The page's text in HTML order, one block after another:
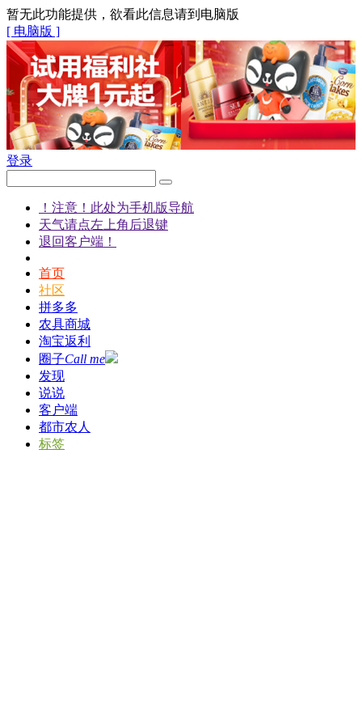
暂无此功能提供，欲看此信息请到电脑版
[ 电脑版 ]
登录
！注意！此处为手机版导航
天气请点左上角后退键
退回客户端！
首页
社区
拼多多
农具商城
淘宝返利
圈子Call me
发现
说说
客户端
都市农人
标签